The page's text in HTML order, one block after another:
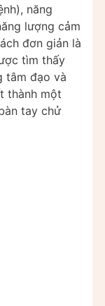
năng
lượng cảm
đơn giản là
tìm thấy
tâm đạo và
thành một
tay chử